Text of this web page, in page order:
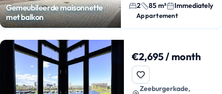
Gemeubileerde maisonnette
met balkon
2
85 m² Immediately
Appartement
€2,695 / month
Zeeburgerkade,